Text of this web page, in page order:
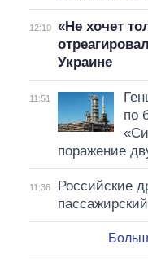
12:10
«Не хочет
Украине
11:51
по
поражение
11:36
Российские